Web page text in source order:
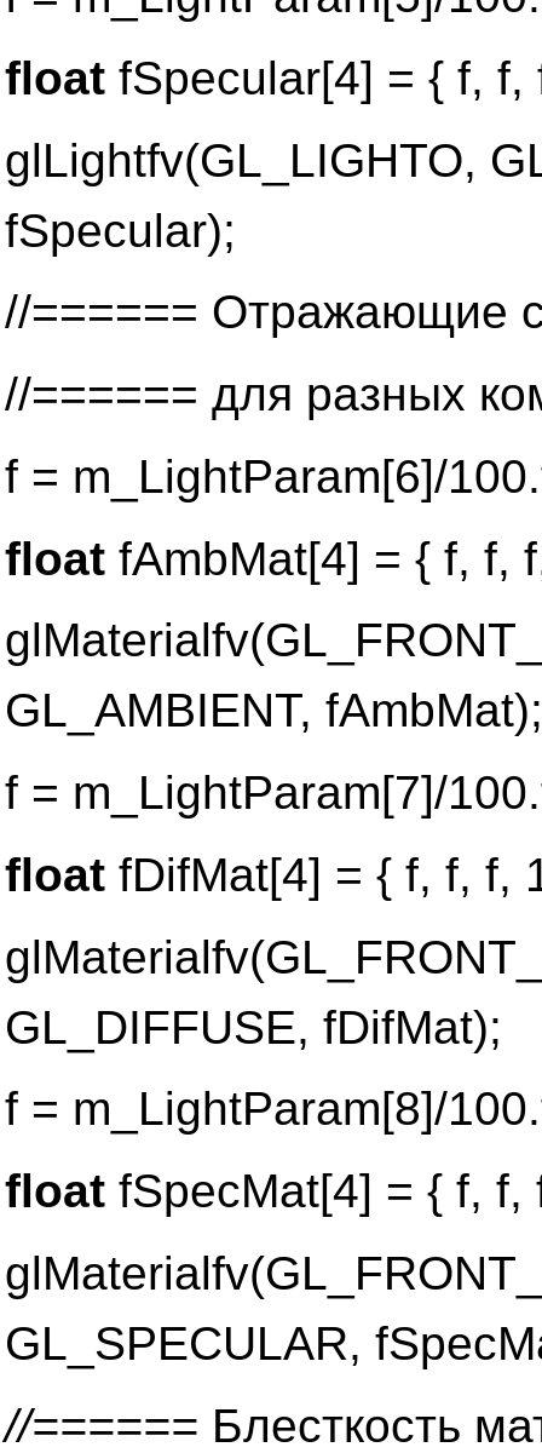
float fSpecular[4] = { f, f,
glLightfv(GL_LIGHTO,
fSpecular);
//====== Отражающие
//====== для разных
f = m_LightParam[6]/
float fAmbMat[4] = { f, f,
GL_AMBIENT, fAmbMat);
f = m_LightParam[7]/
float fDifMat[4] = { f, f, f,
GL_DIFFUSE, fDifMat);
f = m_LightParam[8]/
float fSpecMat[4] = { f, f,
GL_SPECULAR,
//====== Блесткость